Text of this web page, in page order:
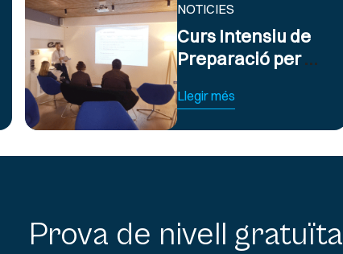
NOTICIES
Curs Intensiu de
Preparació per a
d’Anglès Oficial
B2 i C1
Llegir més
Prova de nivell gratuïta